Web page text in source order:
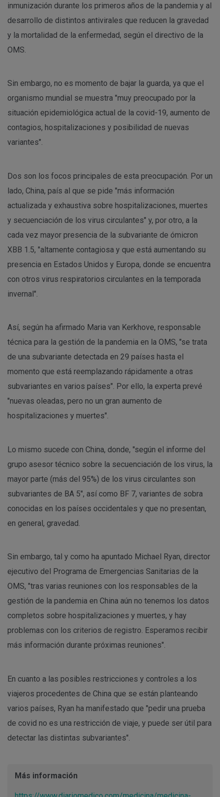
inmunización durante los primeros años de la pandemia y al
desarrollo de distintos antivirales que reducen la gravedad
y la mortalidad de la enfermedad, según el directivo de la
OMS.
Sin embargo, no es momento de bajar la guarda, ya que el
organismo mundial se muestra "muy preocupado por la
situación epidemiológica actual de la covid-19, aumento de
contagios, hospitalizaciones y posibilidad de nuevas
variantes".
Dos son los focos principales de esta preocupación. Por un
lado, China, país al que se pide "más información
actualizada y exhaustiva sobre hospitalizaciones, muertes
y secuenciación de los virus circulantes" y, por otro, a la
cada vez mayor presencia de la subvariante de ómicron
XBB 1.5, "altamente contagiosa y que está aumentando su
presencia en Estados Unidos y Europa, donde se encuentra
con otros virus respiratorios circulantes en la temporada
invernal".
Así, según ha afirmado Maria van Kerkhove, responsable
técnica para la gestión de la pandemia en la OMS, "se trata
de una subvariante detectada en 29 países hasta el
momento que está reemplazando rápidamente a otras
subvariantes en varios países". Por ello, la experta prevé
"nuevas oleadas, pero no un gran aumento de
hospitalizaciones y muertes".
Lo mismo sucede con China, donde, "según el informe del
grupo asesor técnico sobre la secuenciación de los virus, la
mayor parte (más del 95%) de los virus circulantes son
subvariantes de BA 5", así como BF 7, variantes de sobra
conocidas en los países occidentales y que no presentan,
en general, gravedad.
Sin embargo, tal y como ha apuntado Michael Ryan, director
ejecutivo del Programa de Emergencias Sanitarias de la
OMS, "tras varias reuniones con los responsables de la
gestión de la pandemia en China aún no tenemos los datos
completos sobre hospitalizaciones y muertes, y hay
problemas con los criterios de registro. Esperamos recibir
más información durante próximas reuniones".
En cuanto a las posibles restricciones y controles a los
viajeros procedentes de China que se están planteando
varios países, Ryan ha manifestado que "pedir una prueba
de covid no es una restricción de viaje, y puede ser útil para
detectar las distintas subvariantes".
Más información